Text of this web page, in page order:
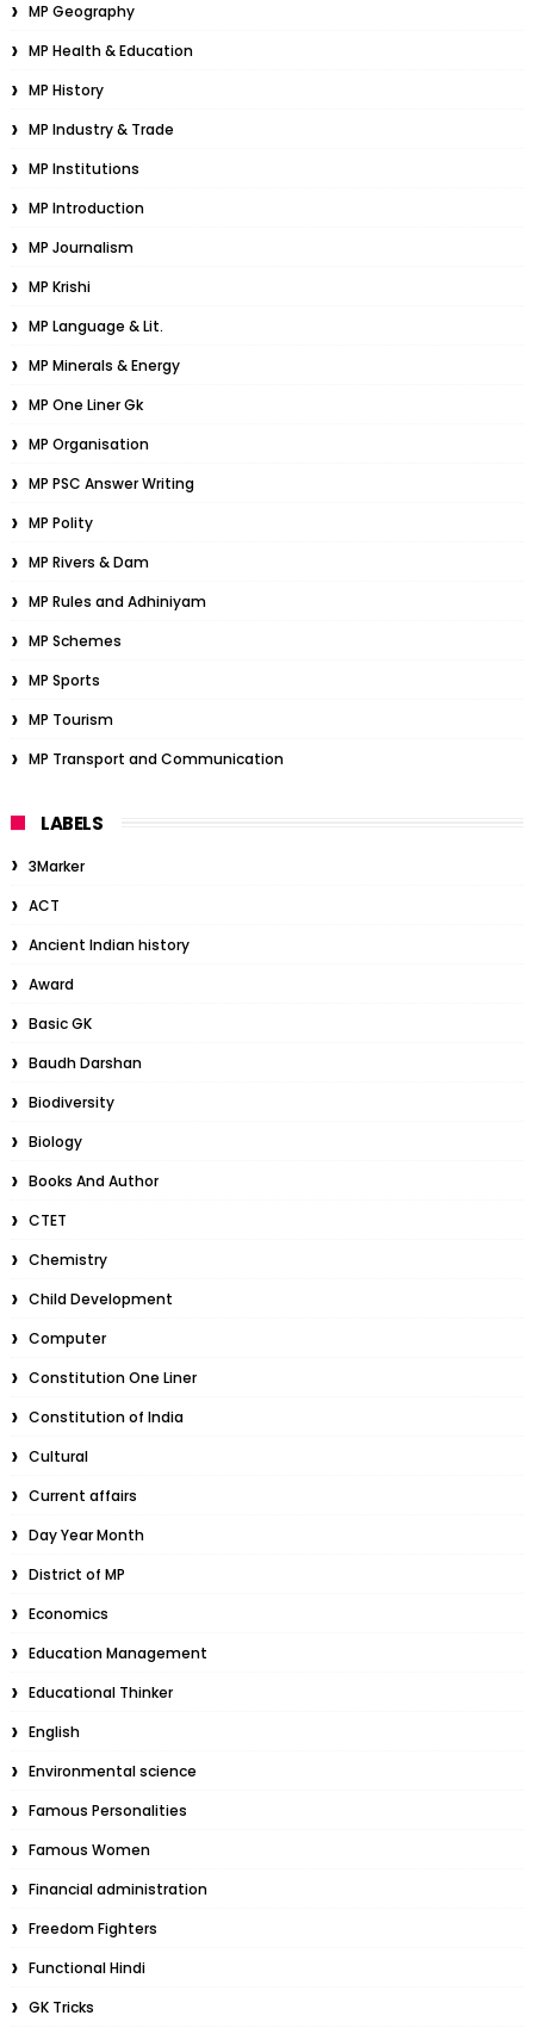
MP Geography
MP Health & Education
MP History
MP Industry & Trade
MP Institutions
MP Introduction
MP Journalism
MP Krishi
MP Language & Lit.
MP Minerals & Energy
MP One Liner Gk
MP Organisation
MP PSC Answer Writing
MP Polity
MP Rivers & Dam
MP Rules and Adhiniyam
MP Schemes
MP Sports
MP Tourism
MP Transport and Communication
LABELS
3Marker
ACT
Ancient Indian history
Award
Basic GK
Baudh Darshan
Biodiversity
Biology
Books And Author
CTET
Chemistry
Child Development
Computer
Constitution One Liner
Constitution of India
Cultural
Current affairs
Day Year Month
District of MP
Economics
Education Management
Educational Thinker
English
Environmental science
Famous Personalities
Famous Women
Financial administration
Freedom Fighters
Functional Hindi
GK Tricks